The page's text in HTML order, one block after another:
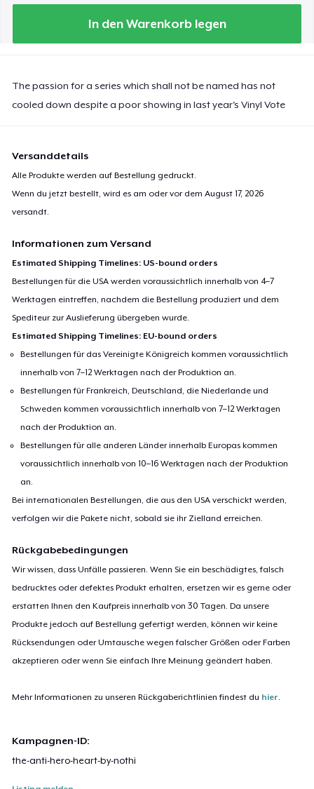
In den Warenkorb legen
The passion for a series which shall not be named has not
cooled down despite a poor showing in last year's Vinyl Vote
Versanddetails
Alle Produkte werden auf Bestellung gedruckt.
Wenn du jetzt bestellt, wird es am oder vor demAugust 17, 2026
versandt.
Informationen zum Versand
Estimated Shipping Timelines: US-bound orders
Bestellungen für die USA werden voraussichtlich innerhalb von 4–7
Werktagen eintreffen, nachdem die Bestellung produziert und dem
Spediteur zur Auslieferung übergeben wurde.
Estimated Shipping Timelines: EU-bound orders
Bestellungen für das Vereinigte Königreich kommen voraussichtlich
innerhalb von 7–12 Werktagen nach der Produktion an.
Bestellungen für Frankreich, Deutschland, die Niederlande und
Schweden kommen voraussichtlich innerhalb von 7–12 Werktagen
nach der Produktion an.
Bestellungen für alle anderen Länder innerhalb Europas kommen
voraussichtlich innerhalb von 10–16 Werktagen nach der Produktion
an.
Bei internationalen Bestellungen, die aus den USA verschickt werden,
verfolgen wir die Pakete nicht, sobald sie ihr Zielland erreichen.
Rückgabebedingungen
Wir wissen, dass Unfälle passieren. Wenn Sie ein beschädigtes, falsch
bedrucktes oder defektes Produkt erhalten, ersetzen wir es gerne oder
erstatten Ihnen den Kaufpreis innerhalb von 30 Tagen. Da unsere
Produkte jedoch auf Bestellung gefertigt werden, können wir keine
Rücksendungen oder Umtausche wegen falscher Größen oder Farben
akzeptieren oder wenn Sie einfach Ihre Meinung geändert haben.
Mehr Informationen zu unseren Rückgaberichtlinien findest du hier
Kampagnen-ID:
the-anti-hero-heart-by-nothi